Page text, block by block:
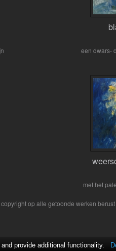
een dwars-
met het
copyright op alle getoonde werken
provide additional functionality.